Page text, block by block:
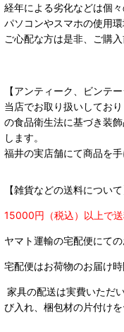
経年による劣化などは個
パソコンやスマホの使用
ご心配な方は是非、ご購
【アンティーク、ビンテ
当店でお取り扱いしてお
の食品衛生法に基づき装
します。
福井の実店舗にて商品を
【雑貨などの送料について
15000円（税込）以上で
ヤマト運輸の宅配便にて
宅配便はお荷物のお届け時
家具の配送は実費いただ
び入れ、梱包材の片付けを